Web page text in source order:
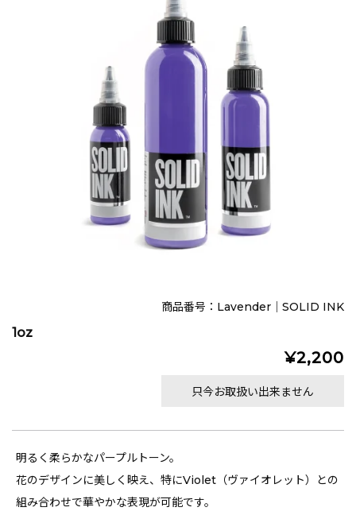
商品番号：Lavender｜SOLID INK
1oz
¥2,200
只今お取扱い出来ません
明るく柔らかなパープルトーン。
花のデザインに美しく映え、特にViolet（ヴァイオレット）との
組み合わせで華やかな表現が可能です。